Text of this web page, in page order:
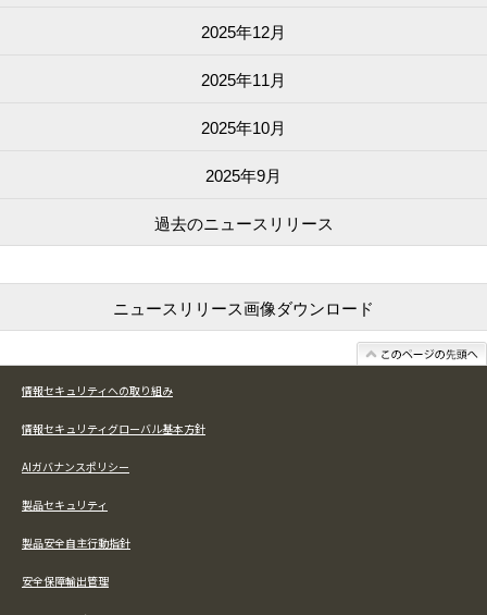
2025年12月
2025年11月
2025年10月
2025年9月
過去のニュースリリース
ニュースリリース画像ダウンロード
情報セキュリティへの取り組み
情報セキュリティグローバル基本方針
AIガバナンスポリシー
製品セキュリティ
製品安全自主行動指針
安全保障輸出管理